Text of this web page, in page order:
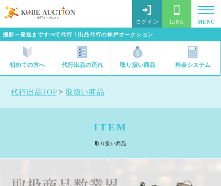
撮影～発送まですべて代行！出品代行の神戸オークション
ログイン LINE MENU
初めての方へ 代行出品の流れ 取り扱い商品 料金システム
代行出品TOP> 取扱い商品
ITEM
取り扱い商品